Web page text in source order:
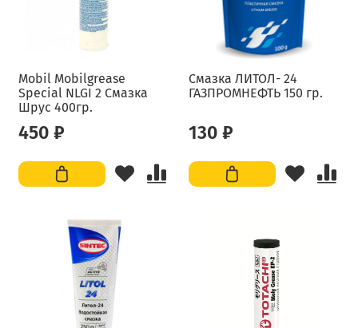
Mobil Mobilgrease
Special NLGI 2 Смазка
Шрус 400гр.
450 ₽
Смазка ЛИТОЛ- 24
ГАЗПРОМНЕФТЬ 150 гр.
130 ₽